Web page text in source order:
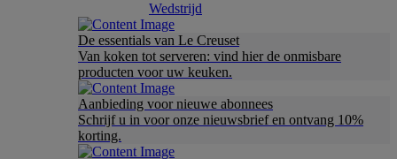
Wedstrijd
De essentials van Le Creuset
Van koken tot serveren: vind hier de onmisbare
producten voor uw keuken.
Aanbieding voor nieuwe abonnees
Schrijf u in voor onze nieuwsbrief en ontvang 10%
korting.